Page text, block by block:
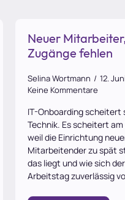
Neuer
Zugänge fehlen
Selina Wortmann
12.
Keine Kommentare
IT-Onboarding scheitert
Technik. Es scheitert
weil die Einrichtung
Mitarbeitender zu spät
das liegt und wie sich
Arbeitstag zuverlässig